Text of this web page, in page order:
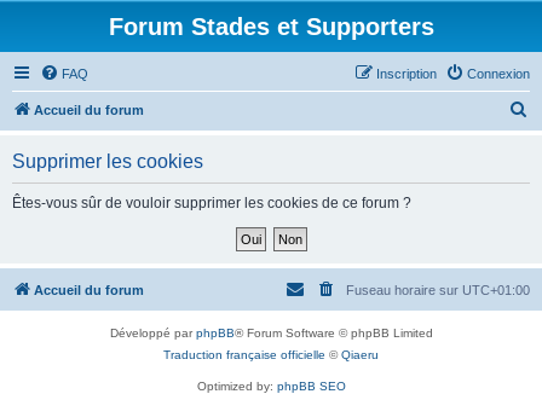
Forum Stades et Supporters
FAQ Connexion
Inscription
Accueil du forum
h
Supprimer les cookies
Êtes-vous sûr de vouloir supprimer les cookies de ce forum ?
Accueil du forum Fuseau horaire sur UTC+01:00
Développé parphpBB® Forum Software © phpBB Limited
Traduction française officielle ©Qiaeru
Optimized by: phpBB SEO